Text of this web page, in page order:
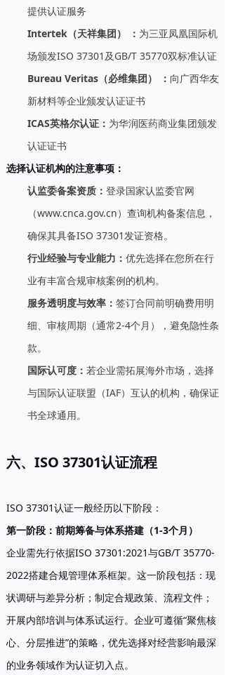
提供认证服务
Intertek（天祥集团）
： 为三亚凤凰国际机
场颁发ISO 37301及GB/T 35770双标准认证
Bureau Veritas（必维集团）
： 向广西华友
新材料等企业颁发认证证书
ICAS英格尔认证 ： 为华润医药商业集团颁发
认证证书
选择认证机构的注意事项 ：
认监委备案资质 ： 登录国家认监委官网
（www.cnca.gov.cn）查询机构备案信息，
确保其具备ISO 37301发证资格。
行业经验与专业能力 ： 优先选择在您所在行
业有丰富合规审核案例的机构。
服务透明度与效率 ： 签订合同前明确费用明
细、审核周期（通常2-4个月），避免隐性条
款。
国际认可度 ： 若企业需拓展海外市场，选择
与国际认证联盟（IAF）互认的机构，确保证
书全球通用。
六、ISO 37301认证流程
ISO 37301认证一般经历以下阶段：
第一阶段：前期筹备与体系搭建（1-3个月）
企业需先行依据ISO 37301:2021与GB/T 35770-
2022搭建合规管理体系框架。这一阶段包括：现
状调研与差异分析；制定合规政策、流程文件；
开展内部培训与体系试运行。企业可遵循“聚焦核
心、分层推进”的策略，优先选择对经营影响最深
的业务领域作为认证切入点。